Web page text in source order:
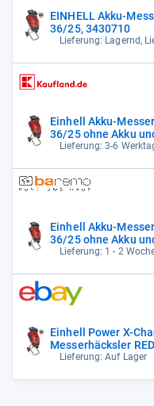
EINHELL Akku-
36/25, 3430710
Lieferung: Lagernd,
Einhell Akku-
36/25 ohne Akku
Lieferung: 3-6
Einhell Akku-
36/25 ohne Akku
Lieferung: 1 - 2
Einhell Power X-
Messerhäcksler
Lieferung: Auf Lager